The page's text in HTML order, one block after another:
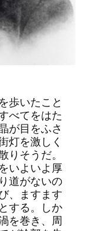
歩いたこと
べてをはた
が目をふさ
灯を激しく
りそうだ。
いよいよ厚
道がないの
、ますます
する。しか
を巻き、周